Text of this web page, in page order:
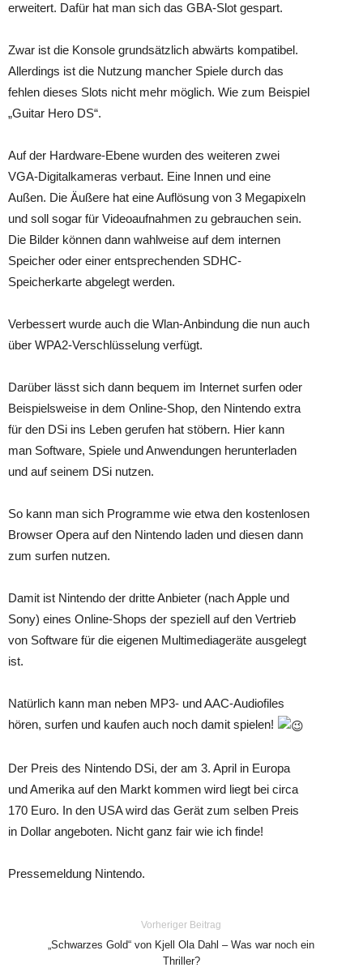
erweitert. Dafür hat man sich das GBA-Slot gespart.
Zwar ist die Konsole grundsätzlich abwärts kompatibel.
Allerdings ist die Nutzung mancher Spiele durch das
fehlen dieses Slots nicht mehr möglich. Wie zum Beispiel
„Guitar Hero DS“.
Auf der Hardware-Ebene wurden des weiteren zwei
VGA-Digitalkameras verbaut. Eine Innen und eine
Außen. Die Äußere hat eine Auflösung von 3 Megapixeln
und soll sogar für Videoaufnahmen zu gebrauchen sein.
Die Bilder können dann wahlweise auf dem internen
Speicher oder einer entsprechenden SDHC-
Speicherkarte abgelegt werden.
Verbessert wurde auch die Wlan-Anbindung die nun auch
über WPA2-Verschlüsselung verfügt.
Darüber lässt sich dann bequem im Internet surfen oder
Beispielsweise in dem Online-Shop, den Nintendo extra
für den DSi ins Leben gerufen hat stöbern. Hier kann
man Software, Spiele und Anwendungen herunterladen
und auf seinem DSi nutzen.
So kann man sich Programme wie etwa den kostenlosen
Browser Opera auf den Nintendo laden und diesen dann
zum surfen nutzen.
Damit ist Nintendo der dritte Anbieter (nach Apple und
Sony) eines Online-Shops der speziell auf den Vertrieb
von Software für die eigenen Multimediageräte ausgelegt
ist.
Natürlich kann man neben MP3- und AAC-Audiofiles
hören, surfen und kaufen auch noch damit spielen!
Der Preis des Nintendo DSi, der am 3. April in Europa
und Amerika auf den Markt kommen wird liegt bei circa
170 Euro. In den USA wird das Gerät zum selben Preis
in Dollar angeboten. Nicht ganz fair wie ich finde!
Pressemeldung Nintendo.
Vorheriger Beitrag
„Schwarzes Gold“ von Kjell Ola Dahl – Was war noch ein
Thriller?